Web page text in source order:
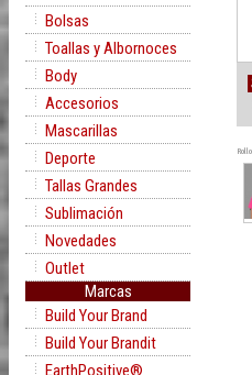
Bolsas
Toallas y Albornoces
Body
Accesorios
Mascarillas
Deporte
Tallas Grandes
Sublimación
Novedades
Outlet
Marcas
Build Your Brand
Build Your Brandit
EarthPositive®